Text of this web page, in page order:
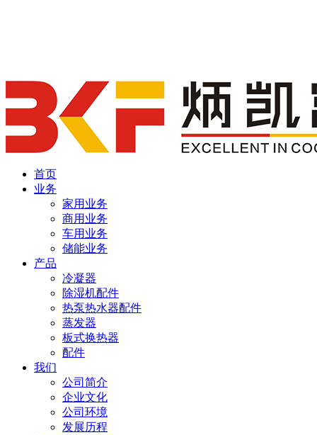
首页
业务
家用业务
商用业务
车用业务
储能业务
产品
冷凝器
除湿机配件
热泵热水器配件
蒸发器
板式换热器
配件
我们
公司简介
企业文化
公司环境
发展历程